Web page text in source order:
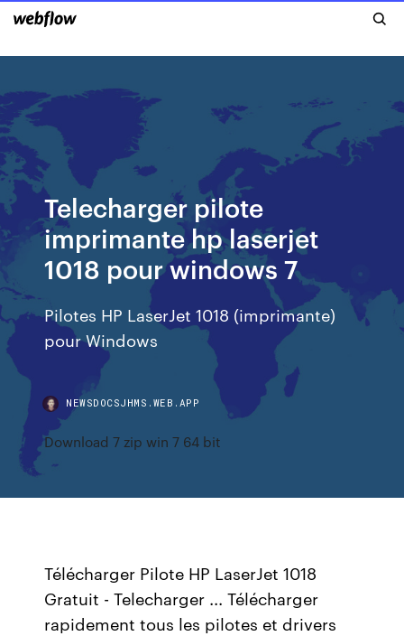
Telecharger pilote
imprimante hp laserjet
1018 pour windows 7
Pilotes HP LaserJet 1018 (imprimante)
pour Windows
NEWSDOCSJHMS.WEB.APP
Download 7 zip win 7 64 bit
Télécharger Pilote HP LaserJet 1018
Gratuit - Telecharger ... Télécharger
rapidement tous les pilotes et drivers